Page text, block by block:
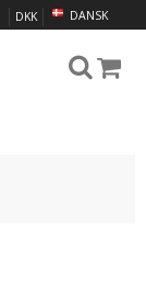
DANSK
DKK